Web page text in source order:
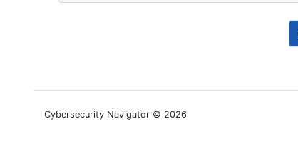
Cybersecurity Navigator © 2026